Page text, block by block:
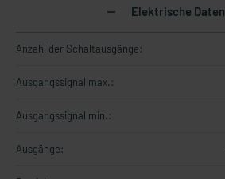
Elektrische Daten
Anzahl der Schaltausgänge:
Ausgangssignal max.:
Ausgangssignal min.:
Ausgänge: